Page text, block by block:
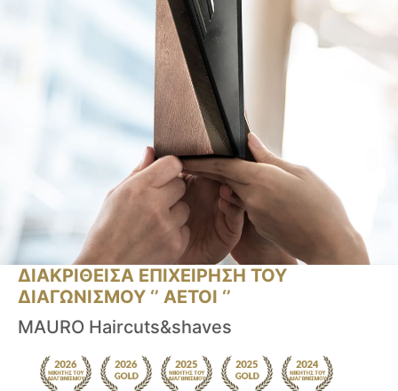
ΔΙΑΚΡΙΘΕΙΣΑ ΕΠΙΧΕΙΡΗΣΗ ΤΟΥ
ΔΙΑΓΩΝΙΣΜΟΥ ‘’ ΑΕΤΟΙ ‘’
MAURO Haircuts&shaves